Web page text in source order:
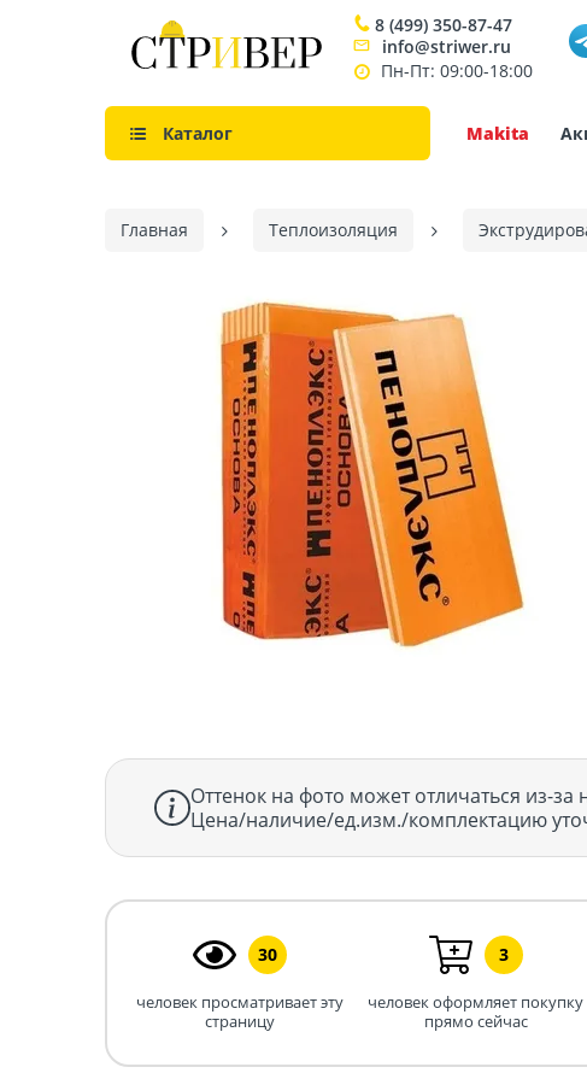
8 (499) 350-87-47
info@striwer.ru
Пн-Пт: 09:00-18:00
Каталог Makita
Главная Теплоизоляция
Оттенок на фото может отличаться из-
Цена/наличие/ед.изм./комплектацию
30
человек просматривает эту
страницу
3
человек оформляет покупку
прямо сейчас